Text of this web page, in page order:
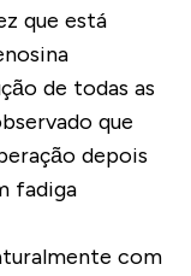
que está
de todas as
que
depois
fadiga
com